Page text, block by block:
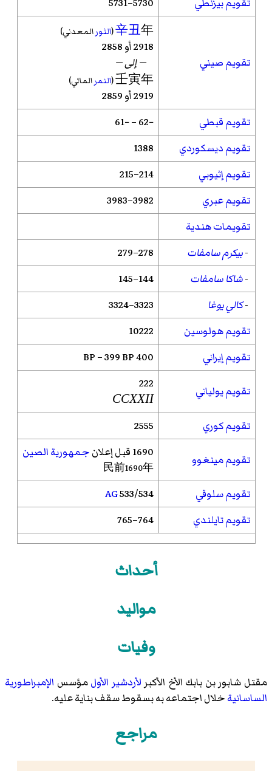
تقويم صيني
辛丑年
(الثور المعدني)
2918 أو 2858
— إلى —
壬寅年
(النمر المائي)
2919 أو 2859
تقويم قبطي
−62 – −61
تقويم ديسكوردي
1388
تقويم إثيوبي
214–215
تقويم عبري
3982–3983
تقويمات هندية
-بيكرم سامفات
278–279
-شاكا سامفات
144–145
-كالي يوغا
3323–3324
تقويم هولوسين
10222
تقويم إيراني
400 BP – 399 BP
تقويم يولياني 222
CCXXII
تقويم كوري 2555
تقويم مينغوو 1690 قبل إعلان جمهورية الصين
民前1690年
تقويم سلوقي 533/534
AG
تقويم تايلندي
764–765
أحداث
مواليد
وفيات
مقتل شابور بن بابك الأخ الأكبر لأردشير الأولمؤسس الإمبراطورية
الساسانيةخلال اجتماعه به بسقوط سقف بناية عليه.
مراجع